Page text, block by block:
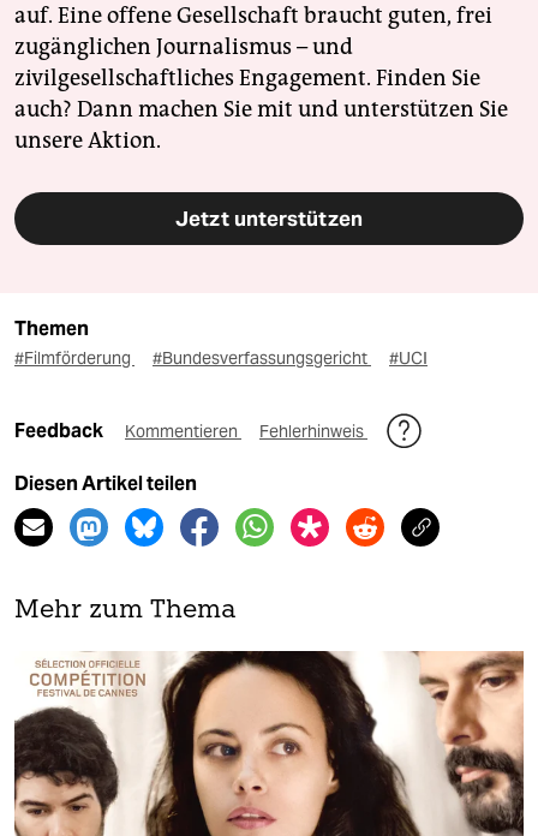
auf. Eine offene Gesellschaft braucht guten, frei
zugänglichen Journalismus – und
zivilgesellschaftliches Engagement. Finden Sie
auch? Dann machen Sie mit und unterstützen Sie
unsere Aktion.
Jetzt unterstützen
Themen
#Filmförderung #Bundesverfassungsgericht #UCI
Feedback Kommentieren Fehlerhinweis
Diesen Artikel teilen
Mehr zum Thema